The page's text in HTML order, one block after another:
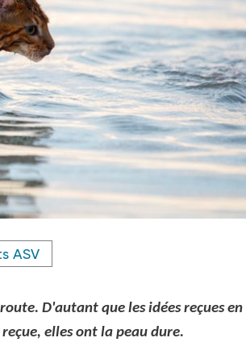
ASV
D'autant que les idées reçues en
elles ont la peau dure.